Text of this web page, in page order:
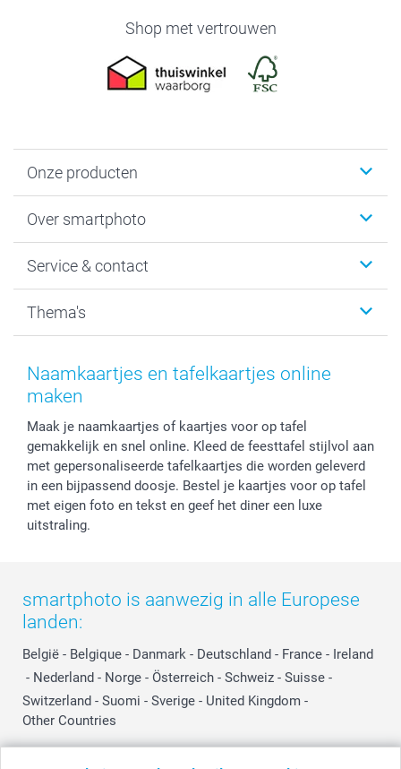
Shop met vertrouwen
Onze producten
Fotoboeken
Fotocadeaus
Kaarten
Over smartphoto
Vacatures
Bestelproces
Herroepingsrecht
Privacy
Reviews
Prijslijst
Investor Relations
Service & contact
Tevredenheidsgarantie
Mijn orderstatus
smartbonus
service@smartphoto.nl
Affiliate partnerprogramma
Partnerships
Influencer partnerprogramma
Thema's
Baby
Moederdag
Huwelijk
Naamkaartjes en tafelkaartjes online
maken
Maak je naamkaartjes of kaartjes voor op tafel
gemakkelijk en snel online. Kleed de feesttafel stijlvol aan
met gepersonaliseerde tafelkaartjes die worden geleverd
in een bijpassend doosje. Bestel je kaartjes voor op tafel
met eigen foto en tekst en geef het diner een luxe
uitstraling.
smartphoto is aanwezig in alle Europese
landen:
België - Belgique - Danmark - Deutschland - France - Ireland
- Nederland - Norge - Österreich - Schweiz - Suisse -
Switzerland - Suomi - Sverige - United Kingdom -
Other Countries